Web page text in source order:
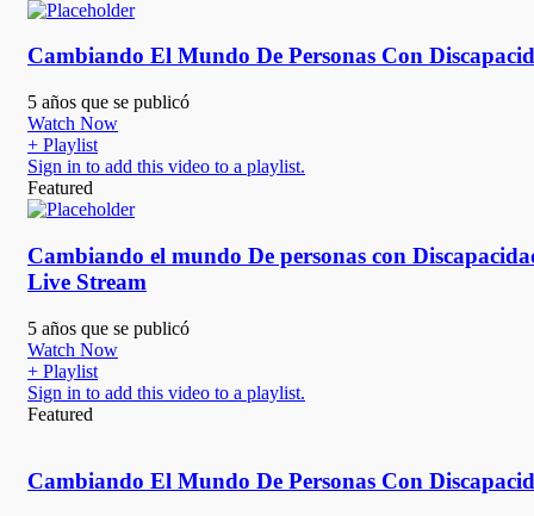
Cambiando El Mundo De Personas Con
5 años que se publicó
Watch Now
+ Playlist
Sign in to add this video to a playlist.
Featured
Cambiando el mundo De personas con
Live Stream
5 años que se publicó
Watch Now
+ Playlist
Sign in to add this video to a playlist.
Featured
Cambiando El Mundo De Personas Con